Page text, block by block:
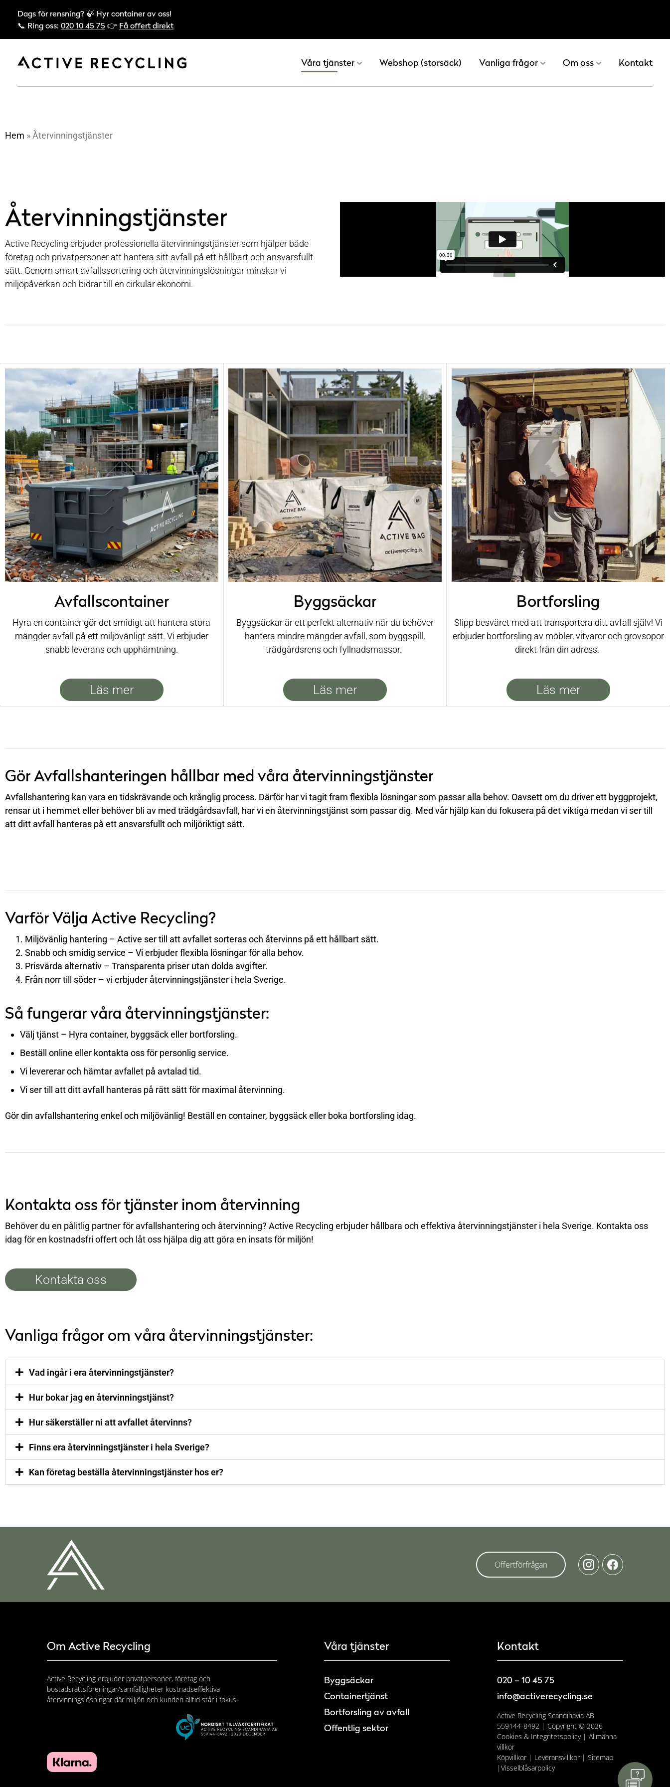
Dags för rensning? 🍃 Hyr container av oss!
📞 Ring oss: 020 10 45 75 👉 Få offert direkt
Våra tjänster Webshop (storsäck) Vanliga frågor Om oss Kontakt
Hem »Återvinningstjänster
Återvinningstjänster
Active Recycling erbjuder professionella återvinningstjänster som hjälper både
företag och privatpersoner att hantera sitt avfall på ett hållbart och ansvarsfullt
sätt. Genom smart avfallssortering och återvinningslösningar minskar vi
miljöpåverkan och bidrar till en cirkulär ekonomi.
Avfallscontainer
Hyra en container gör det smidigt att hantera stora
mängder avfall på ett miljövänligt sätt. Vi erbjuder
snabb leverans och upphämtning.
Läs mer
Byggsäckar
Byggsäckar är ett perfekt alternativ när du behöver
hantera mindre mängder avfall, som byggspill,
trädgårdsrens och fyllnadsmassor.
Läs mer
Bortforsling
Slipp besväret med att transportera ditt avfall själv! Vi
erbjuder bortforsling av möbler, vitvaror och grovsopor
direkt från din adress.
Läs mer
Gör Avfallshanteringen hållbar med våra återvinningstjänster
Avfallshantering kan vara en tidskrävande och krånglig process. Därför har vi tagit fram flexibla lösningar som passar alla behov. Oavsett om du driver ett byggprojekt,
rensar ut i hemmet eller behöver bli av med trädgårdsavfall, har vi en återvinningstjänst som passar dig. Med vår hjälp kan du fokusera på det viktiga medan vi ser till
att ditt avfall hanteras på ett ansvarsfullt och miljöriktigt sätt.
Varför Välja Active Recycling?
Miljövänlig hantering – Active ser till att avfallet sorteras och återvinns på ett hållbart sätt.
Snabb och smidig service – Vi erbjuder flexibla lösningar för alla behov.
Prisvärda alternativ – Transparenta priser utan dolda avgifter.
Från norr till söder – vi erbjuder återvinningstjänster i hela Sverige.
Så fungerar våra återvinningstjänster:
Välj tjänst – Hyra container, byggsäck eller bortforsling.
Beställ online eller kontakta oss för personlig service.
Vi levererar och hämtar avfallet på avtalad tid.
Vi ser till att ditt avfall hanteras på rätt sätt för maximal återvinning.
Gör din avfallshantering enkel och miljövänlig! Beställ en container, byggsäck eller boka bortforsling idag.
Kontakta oss för tjänster inom återvinning
Behöver du en pålitlig partner för avfallshantering och återvinning? Active Recycling erbjuder hållbara och effektiva återvinningstjänster i hela Sverige. Kontakta oss
idag för en kostnadsfri offert och låt oss hjälpa dig att göra en insats för miljön!
Kontakta oss
Vanliga frågor om våra återvinningstjänster:
Vad ingår i era återvinningstjänster?
Hur bokar jag en återvinningstjänst?
Hur säkerställer ni att avfallet återvinns?
Finns era återvinningstjänster i hela Sverige?
Kan företag beställa återvinningstjänster hos er?
Offertförfrågan
Om Active Recycling
Active Recycling erbjuder privatpersoner, företag och
bostadsrättsföreningar/samfälligheter kostnadseffektiva
återvinningslösningar där miljön och kunden alltid står i fokus.
Våra tjänster
Byggsäckar
Containertjänst
Bortforsling av avfall
Offentlig sektor
Kontakt
020 – 10 45 75
info@activerecycling.se
Active Recycling Scandinavia AB
559144-8492 | Copyright © 2026
Cookies & Integritetspolicy|Allmänna
villkor
Köpvillkor| Leveransvillkor|Sitemap
|Visselblåsarpolicy